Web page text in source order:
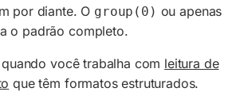
por diante. O group(0) ou apenas
o padrão completo.
você trabalha com leitura de
que têm formatos estruturados.